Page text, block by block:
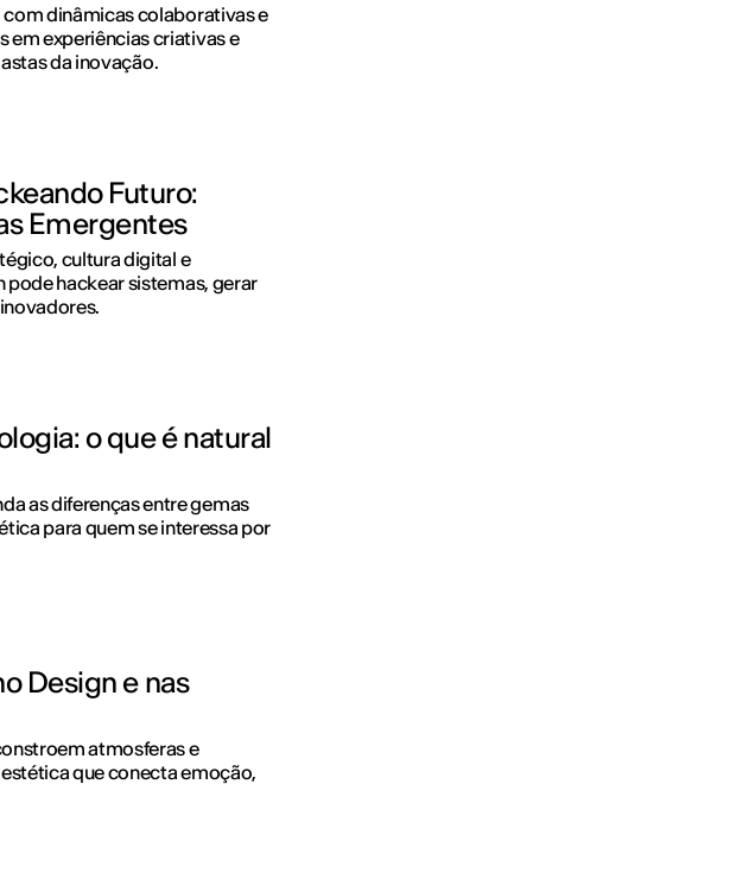
dinâmicas colaborativas e
em experiências criativas e
da inovação.
Futuro:
Emergentes
cultura digital e
hackear sistemas, gerar
o que é natural
as diferenças entre gemas
para quem se interessa por
Design e nas
atmosferas e
que conecta emoção,